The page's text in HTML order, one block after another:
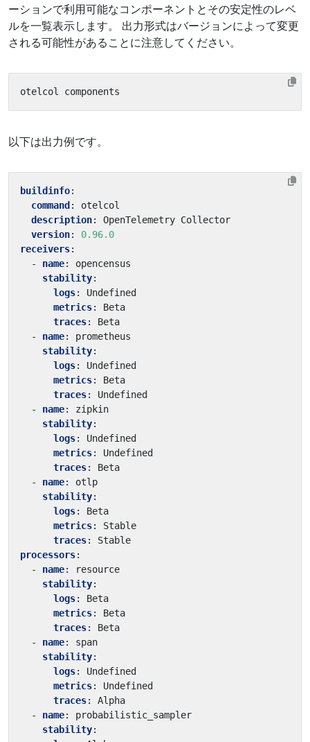
ーションで利用可能なコンポーネントとその安定性のレベ
ルを一覧表示します。 出力形式はバージョンによって変更
される可能性があることに注意してください。
以下は出力例です。
buildinfo:
command :
otelcol
description:
OpenTelemetry Collector
version:
0.96.0
receivers:
- name:
opencensus
stability:
logs:
Undefined
metrics:
Beta
traces:
Beta
- name:
prometheus
stability:
logs:
Undefined
metrics:
Beta
traces:
Undefined
- name:
zipkin
stability:
logs:
Undefined
metrics:
Undefined
traces:
Beta
- name:
otlp
stability:
logs:
Beta
metrics:
Stable
traces:
Stable
processors:
- name:
resource
stability:
logs:
Beta
metrics:
Beta
traces:
Beta
- name:
span
stability:
logs:
Undefined
metrics:
Undefined
traces:
Alpha
- name:
probabilistic_sampler
stability: